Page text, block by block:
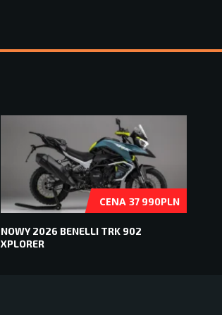
CENA 37 990PLN
NOWY 2026 BENELLI TRK 902
XPLORER